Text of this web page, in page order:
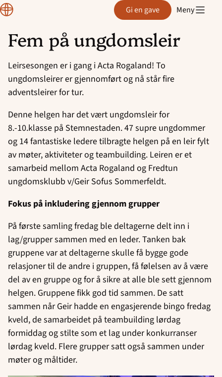
Hopp
innhold
Region
Rogaland Gi en gave Meny
Fem på ungdomsleir
Leirsesongen er i gang i Acta Rogaland! To
ungdomsleirer er gjennomført og nå står fire
adventsleirer for tur.
Denne helgen har det vært ungdomsleir for
8.-10.klasse på Stemnestaden. 47 supre ungdommer
og 14 fantastiske ledere tilbragte helgen på en leir fylt
av møter, aktiviteter og teambuilding. Leiren er et
samarbeid mellom Acta Rogaland og Fredtun
ungdomsklubb v/Geir Sofus Sommerfeldt.
Fokus på inkludering gjennom grupper
På første samling fredag ble deltagerne delt inn i
lag/grupper sammen med en leder. Tanken bak
gruppene var at deltagerne skulle få bygge gode
relasjoner til de andre i gruppen, få følelsen av å være
del av en gruppe og for å sikre at alle ble sett gjennom
helgen. Gruppene fikk god tid sammen. De satt
sammen når Geir hadde en engasjerende bingo fredag
kveld, de samarbeidet på teambuilding lørdag
formiddag og stilte som et lag under konkurranser
lørdag kveld. Flere grupper satt også sammen under
møter og måltider.